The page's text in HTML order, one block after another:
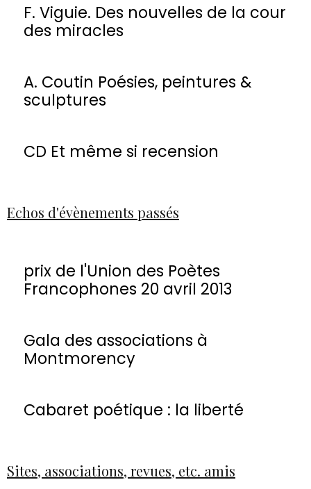
F. Viguie. Des nouvelles de la cour
des miracles
A. Coutin Poésies, peintures &
sculptures
CD Et même si recension
Echos d'évènements passés
prix de l'Union des Poètes
Francophones 20 avril 2013
Gala des associations à
Montmorency
Cabaret poétique : la liberté
Sites, associations, revues, etc. amis